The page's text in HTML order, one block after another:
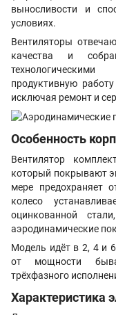
выносливости и
условиях.
Вентиляторы
качества и
продуктивную
исключая ремонт и
Особенность
Вентилятор
который покрывают
мере предохраняет
колесо
оцинкованной
аэродинамические
Модель идёт в 2, 4 и
от мощности
трёхфазного
Характеристика